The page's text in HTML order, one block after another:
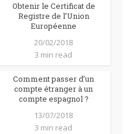
Obtenir le Certificat de
Registre de l’Union
Européenne
20/02/2018
3 min read
Comment passer d’un
compte étranger à un
compte espagnol ?
13/07/2018
3 min read